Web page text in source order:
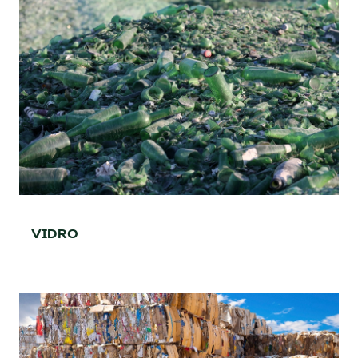
56%
TAXA DE RECICLAGEM
VIDRO